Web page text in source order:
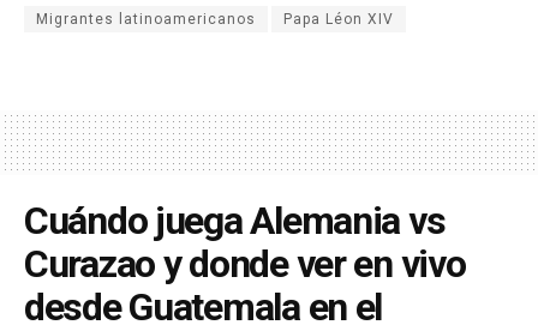
Migrantes latinoamericanos Papa Léon XIV
Cuándo juega Alemania vs
Curazao y donde ver en vivo
desde Guatemala en el